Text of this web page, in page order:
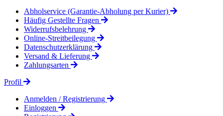
Abholservice (Garantie-Abholung per Kurier)
Häufig Gestellte Fragen
Widerrufsbelehrung
Online-Streitbeilegung
Datenschutzerklärung
Versand & Lieferung
Zahlungsarten
Profil
Anmelden / Registrierung
Einloggen